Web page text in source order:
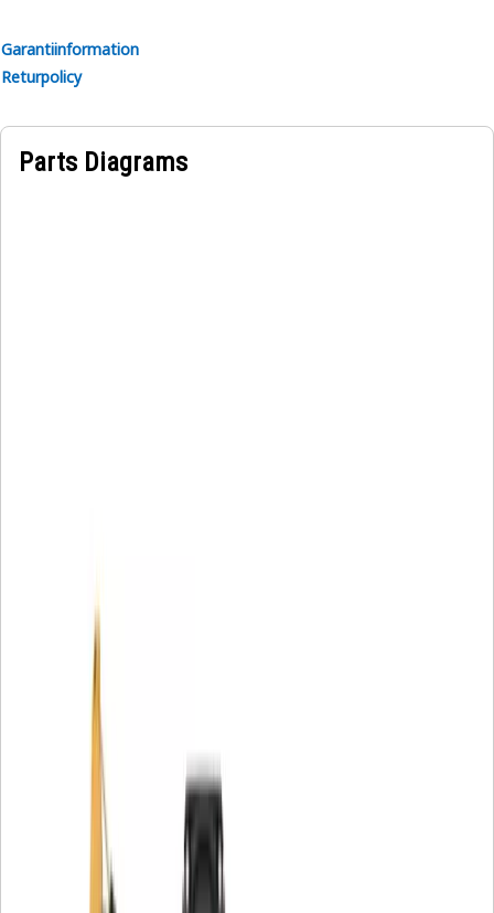
Garantiinformation
Returpolicy
Parts Diagrams